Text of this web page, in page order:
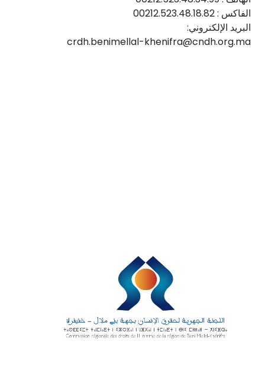
الفاكس : 00212.523.48.18.82
البريد الإلكتروني:
crdh.benimellal-khenifra@cndh.org.ma